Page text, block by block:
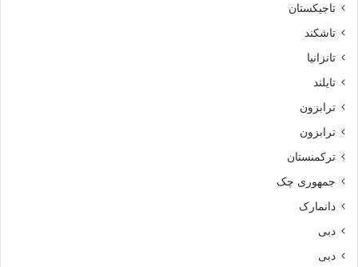
تاجیکستان
تاشکند
تانزانیا
تایلند
ترابزون
ترابزون
ترکمنستان
جمهوری چک
دانمارک
دبی
دبی